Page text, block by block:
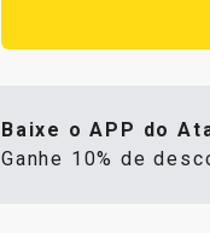
Baixe o APP do
Ganhe 10% de